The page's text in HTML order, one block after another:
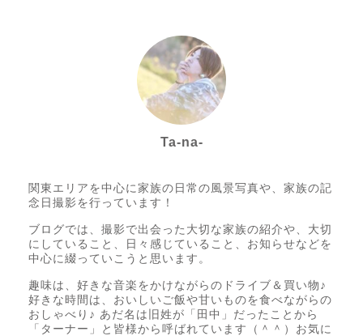
Ta-na-
関東エリアを中心に家族の日常の風景写真や、家族の記
念日撮影を行っています！
ブログでは、撮影で出会った大切な家族の紹介や、大切
にしていること、日々感じていること、お知らせなどを
中心に綴っていこうと思います。
趣味は、好きな音楽をかけながらのドライブ＆買い物♪
好きな時間は、おいしいご飯や甘いものを食べながらの
おしゃべり♪ あだ名は旧姓が「田中」だったことから
「ターナー」と皆様から呼ばれています（＾＾）お気に